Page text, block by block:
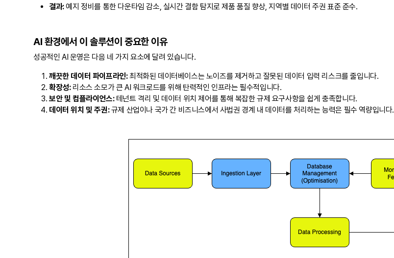
결과:예지 정비를 통한 다운타임 감소, 실시간 결함 탐지로 제품 품질 향상, 지역별 데이터 주권 표준 준수.
AI 환경에서 이 솔루션이 중요한 이유
성공적인 AI 운영은 다음 네 가지 요소에 달려 있습니다.
깨끗한 데이터 파이프라인:최적화된 데이터베이스는 노이즈를 제거하고 잘못된 데이터 입력 리스크를 줄입니다.
확장성:리소스 소모가 큰 AI 워크로드를 위해 탄력적인 인프라는 필수적입니다.
보안 및 컴플라이언스:테넌트 격리 및 데이터 위치 제어를 통해 복잡한 규제 요구사항을 쉽게 충족합니다.
데이터 위치 및 주권:규제 산업이나 국가 간 비즈니스에서 사법권 경계 내 데이터를 처리하는 능력은 필수 역량입니다.